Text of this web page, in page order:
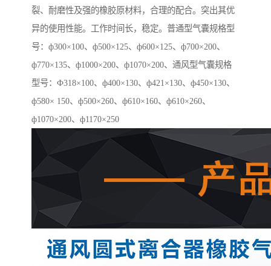
裂、耐磨性及强的橡胶原材料，合理的配合。突出其优
异的使用性能。工作时间长，稳定。普通型气囊规格型
号：ф300×100、ф500×125、ф600×125、ф700×200、
ф770×135、ф1000×200、ф1070×200、通风型气囊规格
型号：Ф318×100、ф400×130、ф421×130、ф450×130、
ф580× 150、ф500×260、ф610×160、ф610×260、
ф1070×200、ф1170×250